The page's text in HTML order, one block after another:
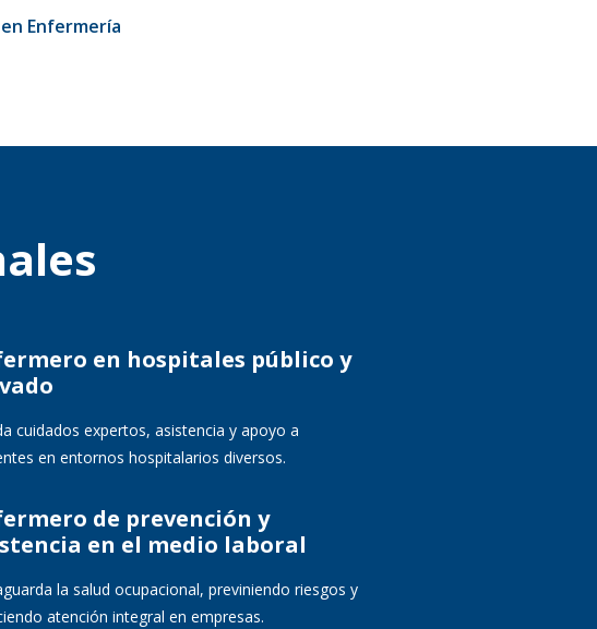
Enfermería
en hospitales público y
cuidados expertos, asistencia y apoyo a
en entornos hospitalarios diversos.
de prevención y
en el medio laboral
la salud ocupacional, previniendo riesgos y
atención integral en empresas.